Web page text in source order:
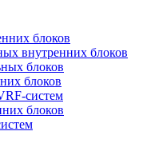
блоков
внутренних блоков
блоков
блоков
систем
блоков